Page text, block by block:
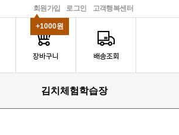
고객행복센터
로그인
회원가입
+1000원
김치체험학습장